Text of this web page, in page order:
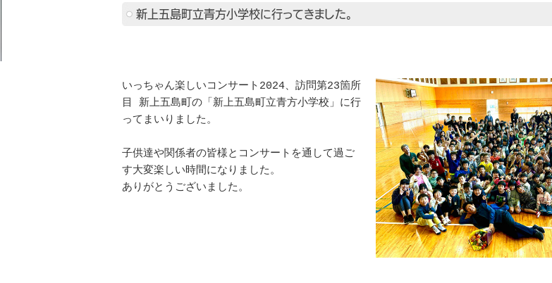
新上五島町立青方小学校に行ってきました。
いっちゃん楽しいコンサート2024、訪問第23箇所
目 新上五島町の「新上五島町立青方小学校」に行
ってまいりました。
子供達や関係者の皆様とコンサートを通して過ご
す大変楽しい時間になりました。
ありがとうございました。